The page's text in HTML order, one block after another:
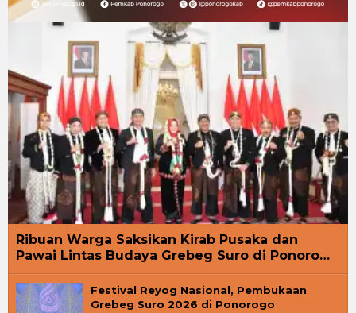
Ribuan Warga Saksikan Kirab Pusaka dan
Pawai Lintas Budaya Grebeg Suro di Ponoro…
Festival Reyog Nasional, Pembukaan
Grebeg Suro 2026 di Ponorogo